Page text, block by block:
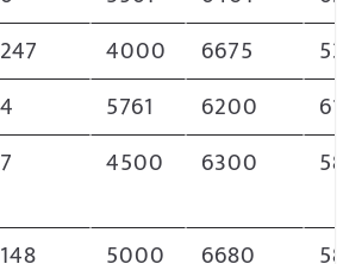
247 4000 6675
4 5761 6200
7 4500 6300
148 5000 6680